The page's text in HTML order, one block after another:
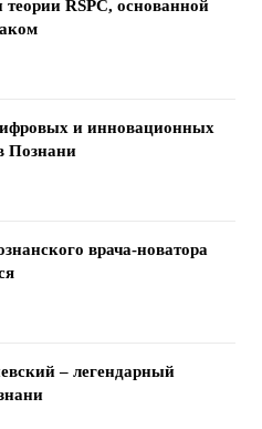
теории RŚPC, основанной
и инновационных
Познани
врача-новатора
– легендарный